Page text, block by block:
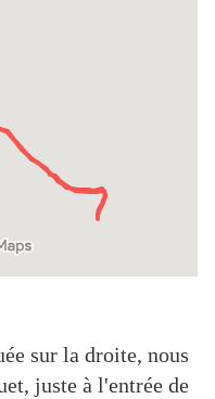
sur la droite, nous
juste à l'entrée de